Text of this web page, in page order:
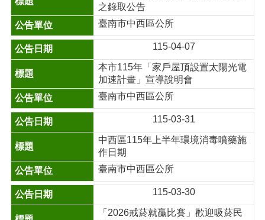
之錄取公告
臺南市中西區公所
115-04-07
本市115年「家戶屋頂設置太陽光電
加速計畫」宣導說明會
臺南市中西區公所
115-03-31
中西區115年上半年環境消毒噴藥施
作日期
臺南市中西區公所
115-03-30
「2026戒菸就贏比賽」歡迎吸菸民